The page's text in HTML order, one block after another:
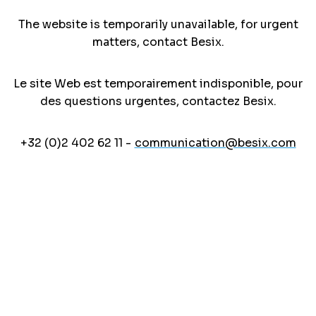
The website is temporarily unavailable, for urgent
matters, contact Besix.
Le site Web est temporairement indisponible, pour
des questions urgentes, contactez Besix.
+32 (0)2 402 62 11 - communication@besix.com